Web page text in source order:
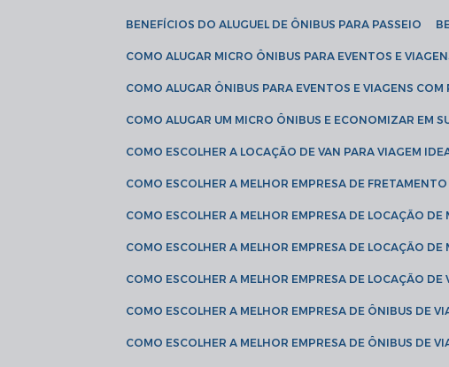
BENEFÍCIOS DO ALUGUEL DE ÔNIBUS PARA PASSEIO
COMO ALUGAR MICRO ÔNIBUS PARA EVENTOS E
COMO ALUGAR ÔNIBUS PARA EVENTOS E VIAGENS
COMO ALUGAR UM MICRO ÔNIBUS E ECONOMIZAR EM
COMO ESCOLHER A LOCAÇÃO DE VAN PARA VIAGEM
COMO ESCOLHER A MELHOR EMPRESA DE
COMO ESCOLHER A MELHOR EMPRESA DE LOCAÇÃO
COMO ESCOLHER A MELHOR EMPRESA DE LOCAÇÃO
COMO ESCOLHER A MELHOR EMPRESA DE LOCAÇÃO DE
COMO ESCOLHER A MELHOR EMPRESA DE ÔNIBUS DE
COMO ESCOLHER A MELHOR EMPRESA DE ÔNIBUS DE